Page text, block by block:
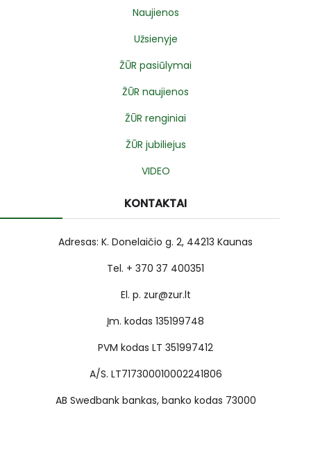
Naujienos
Užsienyje
ŽŪR pasiūlymai
ŽŪR naujienos
ŽŪR renginiai
ŽŪR jubiliejus
VIDEO
KONTAKTAI
Adresas: K. Donelaičio g. 2, 44213 Kaunas
Tel. + 370 37 400351
El. p. zur@zur.lt
Įm. kodas 135199748
PVM kodas LT 351997412
A/S. LT717300010002241806
AB Swedbank bankas, banko kodas 73000